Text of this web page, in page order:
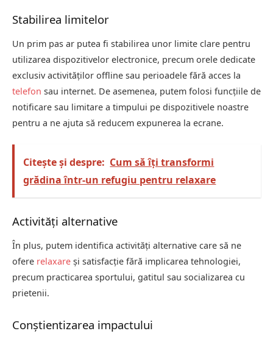
Stabilirea limitelor
Un prim pas ar putea fi stabilirea unor limite clare pentru
utilizarea dispozitivelor electronice, precum orele dedicate
exclusiv activităților offline sau perioadele fără acces la
telefon sau internet. De asemenea, putem folosi funcțiile de
notificare sau limitare a timpului pe dispozitivele noastre
pentru a ne ajuta să reducem expunerea la ecrane.
Citește și despre: Cum să îți transformi
grădina într-un refugiu pentru relaxare
Activități alternative
În plus, putem identifica activități alternative care să ne
ofere relaxare și satisfacție fără implicarea tehnologiei,
precum practicarea sportului, gatitul sau socializarea cu
prietenii.
Conștientizarea impactului